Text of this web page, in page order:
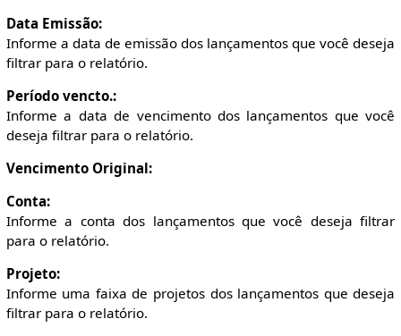
Data Emissão:
Informe a data de emissão dos lançamentos que você deseja
filtrar para o relatório.
Período vencto.:
Informe a data de vencimento dos lançamentos que você
deseja filtrar para o relatório.
Vencimento Original:
Conta:
Informe a conta dos lançamentos que você deseja filtrar
para o relatório.
Projeto:
Informe uma faixa de projetos dos lançamentos que deseja
filtrar para o relatório.